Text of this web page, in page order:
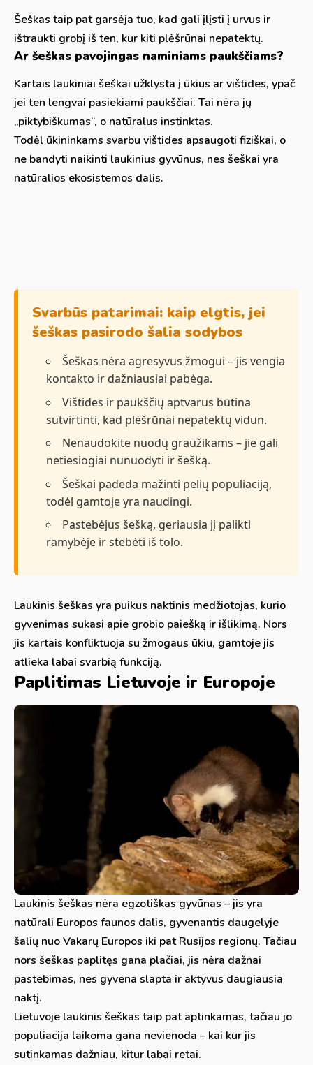
Šeškas taip pat garsėja tuo, kad gali įlįsti į urvus ir
ištraukti grobį iš ten, kur kiti plėšrūnai nepatektų.
Ar šeškas pavojingas naminiams paukščiams?
Kartais laukiniai šeškai užklysta į ūkius ar vištides, ypač
jei ten lengvai pasiekiami paukščiai. Tai nėra jų
„piktybiškumas“, o natūralus instinktas.
Todėl ūkininkams svarbu vištides apsaugoti fiziškai, o
ne bandyti naikinti laukinius gyvūnus, nes šeškai yra
natūralios ekosistemos dalis.
Svarbūs patarimai: kaip elgtis, jei
šeškas pasirodo šalia sodybos
Šeškas nėra agresyvus žmogui – jis vengia
kontakto ir dažniausiai pabėga.
Vištides ir paukščių aptvarus būtina
sutvirtinti, kad plėšrūnai nepatektų vidun.
Nenaudokite nuodų graužikams – jie gali
netiesiogiai nunuodyti ir šešką.
Šeškai padeda mažinti pelių populiaciją,
todėl gamtoje yra naudingi.
Pastebėjus šešką, geriausia jį palikti
ramybėje ir stebėti iš tolo.
Laukinis šeškas yra puikus naktinis medžiotojas, kurio
gyvenimas sukasi apie grobio paiešką ir išlikimą. Nors
jis kartais konfliktuoja su žmogaus ūkiu, gamtoje jis
atlieka labai svarbią funkciją.
Paplitimas Lietuvoje ir Europoje
Laukinis šeškas nėra egzotiškas gyvūnas – jis yra
natūrali Europos faunos dalis, gyvenantis daugelyje
šalių nuo Vakarų Europos iki pat Rusijos regionų. Tačiau
nors šeškas paplitęs gana plačiai, jis nėra dažnai
pastebimas, nes gyvena slapta ir aktyvus daugiausia
naktį.
Lietuvoje laukinis šeškas taip pat aptinkamas, tačiau jo
populiacija laikoma gana nevienoda – kai kur jis
sutinkamas dažniau, kitur labai retai.